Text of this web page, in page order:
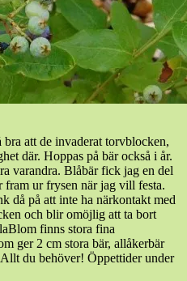
bra att de invaderat torvblocken,
där. Hoppas på bär också i år.
varandra. Blåbär fick jag en del
fram ur frysen när jag vill festa.
då på att inte ha närkontakt med
och blir omöjlig att ta bort
finns stora fina
ger 2 cm stora bär, allåkerbär
du behöver! Öppettider under